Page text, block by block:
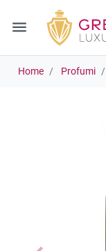
menu
Home Profumi